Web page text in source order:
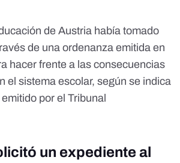
de Austria había tomado
de una ordenanza emitida en
hacer frente a las consecuencias
el sistema escolar, según se indica
por el Tribunal
un expediente al